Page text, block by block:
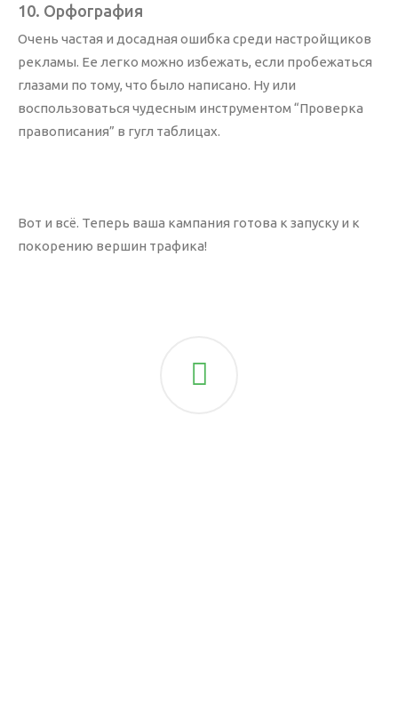
10. Орфография
Очень частая и досадная ошибка среди настройщиков
рекламы. Ее легко можно избежать, если пробежаться
глазами по тому, что было написано. Ну или
воспользоваться чудесным инструментом “Проверка
правописания” в гугл таблицах.
Вот и всё. Теперь ваша кампания готова к запуску и к
покорению вершин трафика!